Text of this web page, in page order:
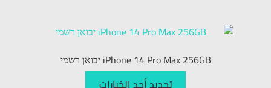
iPhone 14 Pro Max 256GB יבואן רשמי
تحديد أحد الخيارات